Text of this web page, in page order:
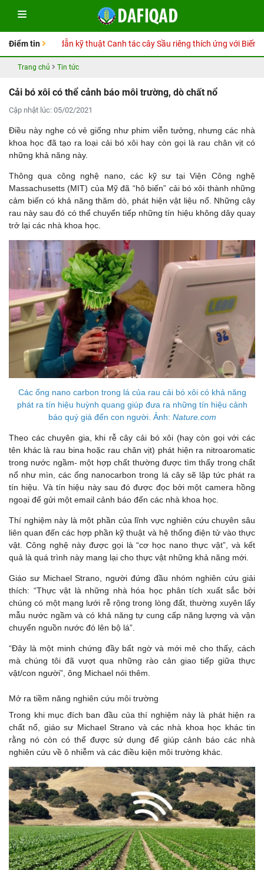
Điểm tin
Sổ tay Hướng dẫn kỹ thuật Canh tác cây Sầu riêng thích ứng với Biến
Trang chủ Tin tức
Cải bó xôi có thể cảnh báo môi trường, dò chất nổ
Cập nhật lúc: 05/02/2021
Điều này nghe có vẻ giống như phim viễn tưởng, nhưng các nhà
khoa học đã tạo ra loại cải bó xôi hay còn gọi là rau chân vịt có
những khả năng này.
Thông qua công nghệ nano, các kỹ sư tại Viện Công nghệ
Massachusetts (MIT) của Mỹ đã “hô biến” cải bó xôi thành những
cảm biến có khả năng thăm dò, phát hiện vật liệu nổ. Những cây
rau này sau đó có thể chuyển tiếp những tín hiệu không dây quay
trở lại các nhà khoa học.
Các ống nano carbon trong lá của rau cải bó xôi có khả năng
phát ra tín hiệu huỳnh quang giúp đưa ra những tín hiệu cảnh
báo quý giá đến con người. Ảnh: Nature.com
Theo các chuyên gia, khi rễ cây cải bó xôi (hay còn gọi với các
tên khác là rau bina hoặc rau chân vịt) phát hiện ra nitroaromatic
trong nước ngầm- một hợp chất thường được tìm thấy trong chất
nổ như mìn, các ống nanocarbon trong lá cây sẽ lập tức phát ra
tín hiệu. Và tín hiệu này sau đó được đọc bởi một camera hồng
ngoại để gửi một email cảnh báo đến các nhà khoa học.
Thí nghiệm này là một phần của lĩnh vực nghiên cứu chuyên sâu
liên quan đến các hợp phần kỹ thuật và hệ thống điện tử vào thực
vật. Công nghệ này được gọi là “cơ học nano thực vật”, và kết
quả là quá trình này mang lại cho thực vật những khả năng mới.
Giáo sư Michael Strano, người đứng đầu nhóm nghiên cứu giải
thích: “Thực vật là những nhà hóa học phân tích xuất sắc bởi
chúng có một mạng lưới rễ rộng trong lòng đất, thường xuyên lấy
mẫu nước ngầm và có khả năng tự cung cấp năng lượng và vận
chuyển nguồn nước đó lên bộ lá”.
“Đây là một minh chứng đầy bất ngờ và mới mẻ cho thấy, cách
mà chúng tôi đã vượt qua những rào cản giao tiếp giữa thực
vật/con người”, ông Michael nói thêm.
Mở ra tiềm năng nghiên cứu môi trường
Trong khi mục đích ban đầu của thí nghiệm này là phát hiện ra
chất nổ, giáo sư Michael Strano và các nhà khoa học khác tin
rằng nó còn có thể được sử dụng để giúp cảnh báo các nhà
nghiên cứu về ô nhiễm và các điều kiện môi trường khác.